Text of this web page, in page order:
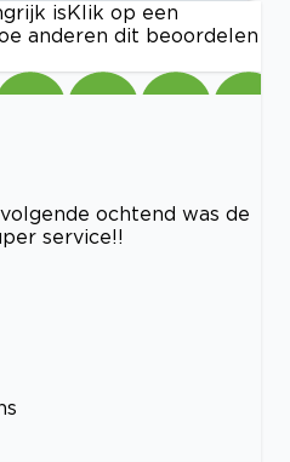
is Klik op een
anderen dit beoordelen
ochtend was de
service!!